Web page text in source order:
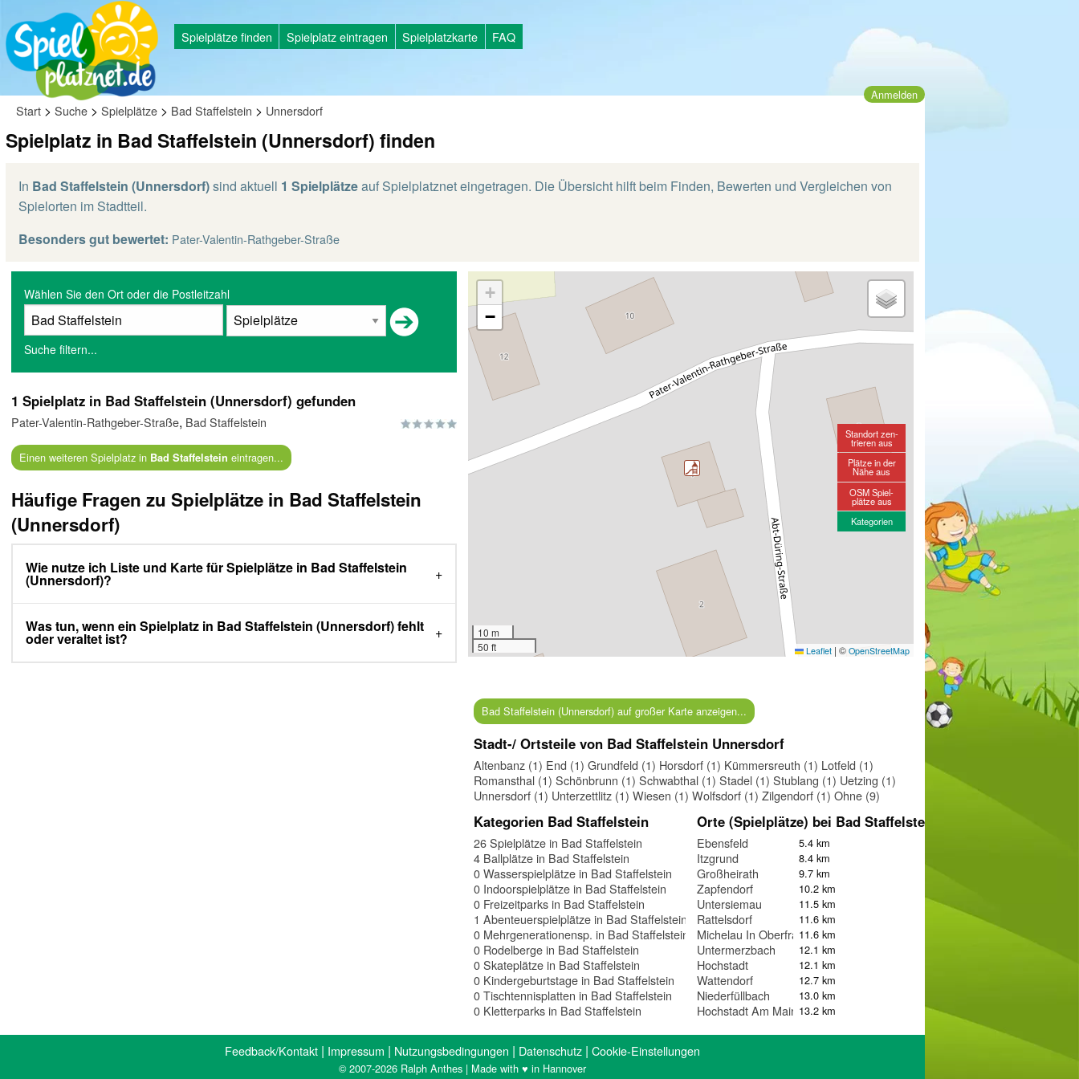
Spielplätze finden Spielplatz eintragen Spielplatzkarte FAQ
Anmelden
Start > Suche > Spielplätze > Bad Staffelstein > Unnersdorf
Spielplatz in Bad Staffelstein (Unnersdorf) finden
In Bad Staffelstein (Unnersdorf)sind aktuell 1 Spielplätzeauf Spielplatznet eingetragen. Die Übersicht hilft beim Finden, Bewerten und Vergleichen von
Spielorten im Stadtteil.
Besonders gut bewertet: Pater-Valentin-Rathgeber-Straße
Wählen Sie den Ort oder die Postleitzahl
Suche filtern...
1 Spielplatz in Bad Staffelstein (Unnersdorf) gefunden
Pater-Valentin-Rathgeber-Straße, Bad Staffelstein
Einen weiteren Spielplatz in Bad Staffelstein eintragen...
Häufige Fragen zu Spielplätze in Bad Staffelstein
(Unnersdorf)
Wie nutze ich Liste und Karte für Spielplätze in Bad Staffelstein
(Unnersdorf)?
Was tun, wenn ein Spielplatz in Bad Staffelstein (Unnersdorf) fehlt
oder veraltet ist?
+
−
10 m
50 ft
Leaflet | © OpenStreetMap
Standort zen-
trieren aus
Plätze in der
Nähe aus
OSM Spiel-
plätze aus
Kategorien
Bad Staffelstein (Unnersdorf) auf großer Karte anzeigen...
Stadt-/ Ortsteile von Bad Staffelstein Unnersdorf
Altenbanz (1) End (1) Grundfeld (1) Horsdorf (1) Kümmersreuth (1) Lotfeld (1)
Romansthal (1) Schönbrunn (1) Schwabthal (1) Stadel (1) Stublang (1) Uetzing (1)
Unnersdorf (1) Unterzettlitz (1) Wiesen (1) Wolfsdorf (1) Zilgendorf (1) Ohne (9)
Kategorien Bad Staffelstein
26 Spielplätze in Bad Staffelstein
4 Ballplätze in Bad Staffelstein
0 Wasserspielplätze in Bad Staffelstein
0 Indoorspielplätze in Bad Staffelstein
0 Freizeitparks in Bad Staffelstein
1 Abenteuerspielplätze in Bad Staffelstein
0 Mehrgenerationensp. in Bad Staffelstein
0 Rodelberge in Bad Staffelstein
0 Skateplätze in Bad Staffelstein
0 Kindergeburtstage in Bad Staffelstein
0 Tischtennisplatten in Bad Staffelstein
0 Kletterparks in Bad Staffelstein
Orte (Spielplätze) bei Bad Staffelstein
Ebensfeld 5.4 km
Itzgrund 8.4 km
Großheirath 9.7 km
Zapfendorf 10.2 km
Untersiemau 11.5 km
Rattelsdorf 11.6 km
Michelau In Oberfranken
11.6 km
Untermerzbach 12.1 km
Hochstadt 12.1 km
Wattendorf 12.7 km
Niederfüllbach 13.0 km
Hochstadt Am Main 13.2 km
Feedback/Kontakt | Impressum | Nutzungsbedingungen | Datenschutz | Cookie-Einstellungen
© 2007-2026 Ralph Anthes | Made with ♥ in Hannover